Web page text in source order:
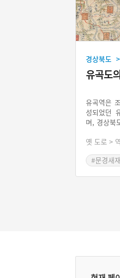
경상북도 >
유곡도
유곡역은
성되었던
며, 경상북
하는 곳에
결절점 역
옛 도로 >
#문경새재